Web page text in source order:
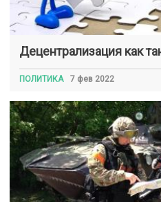
Децентрализация как
ПОЛИТИКА 7 фев 2022